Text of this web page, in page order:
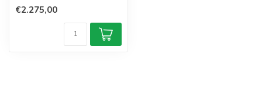
€2.275,00